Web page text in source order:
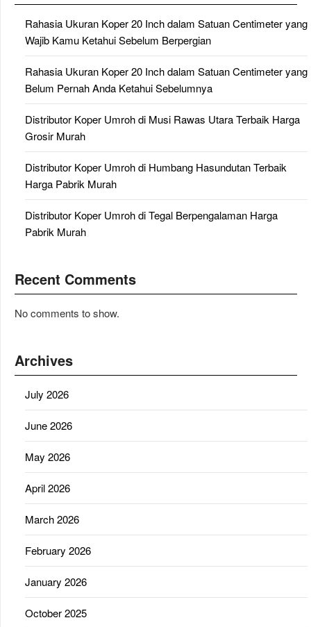
Rahasia Ukuran Koper 20 Inch dalam Satuan Centimeter yang
Wajib Kamu Ketahui Sebelum Berpergian
Rahasia Ukuran Koper 20 Inch dalam Satuan Centimeter yang
Belum Pernah Anda Ketahui Sebelumnya
Distributor Koper Umroh di Musi Rawas Utara Terbaik Harga
Grosir Murah
Distributor Koper Umroh di Humbang Hasundutan Terbaik
Harga Pabrik Murah
Distributor Koper Umroh di Tegal Berpengalaman Harga
Pabrik Murah
Recent Comments
No comments to show.
Archives
July 2026
June 2026
May 2026
April 2026
March 2026
February 2026
January 2026
October 2025